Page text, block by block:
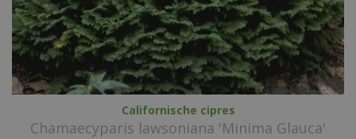
Californische cipres
Chamaecyparis lawsoniana 'Minima Glauca'